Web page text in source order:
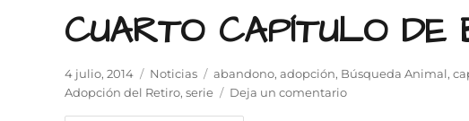
CUARTO CAPÍTULO DE
Publicado
el
4 julio, 2014 Categorías
Noticias Etiquetas
abandono, adopción, Búsqueda Animal,
Adopción del Retiro, serie Deja un comentarioen